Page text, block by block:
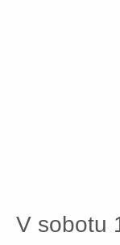
V sobotu